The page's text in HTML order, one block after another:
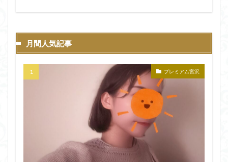
月間人気記事
プレミアム宮沢